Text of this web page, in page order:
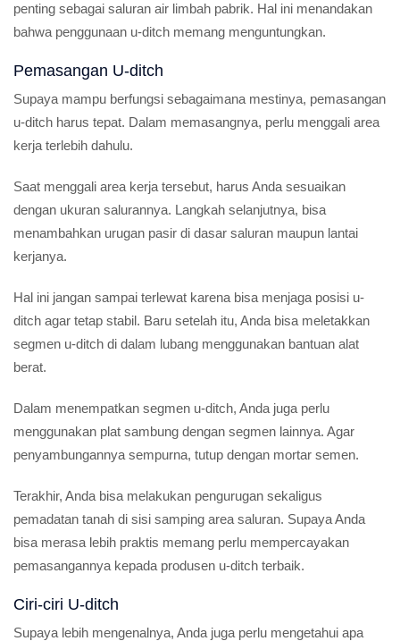
penting sebagai saluran air limbah pabrik. Hal ini menandakan
bahwa penggunaan u-ditch memang menguntungkan.
Pemasangan U-ditch
Supaya mampu berfungsi sebagaimana mestinya, pemasangan
u-ditch harus tepat. Dalam memasangnya, perlu menggali area
kerja terlebih dahulu.
Saat menggali area kerja tersebut, harus Anda sesuaikan
dengan ukuran salurannya. Langkah selanjutnya, bisa
menambahkan urugan pasir di dasar saluran maupun lantai
kerjanya.
Hal ini jangan sampai terlewat karena bisa menjaga posisi u-
ditch agar tetap stabil. Baru setelah itu, Anda bisa meletakkan
segmen u-ditch di dalam lubang menggunakan bantuan alat
berat.
Dalam menempatkan segmen u-ditch, Anda juga perlu
menggunakan plat sambung dengan segmen lainnya. Agar
penyambungannya sempurna, tutup dengan mortar semen.
Terakhir, Anda bisa melakukan pengurugan sekaligus
pemadatan tanah di sisi samping area saluran. Supaya Anda
bisa merasa lebih praktis memang perlu mempercayakan
pemasangannya kepada produsen u-ditch terbaik.
Ciri-ciri U-ditch
Supaya lebih mengenalnya, Anda juga perlu mengetahui apa